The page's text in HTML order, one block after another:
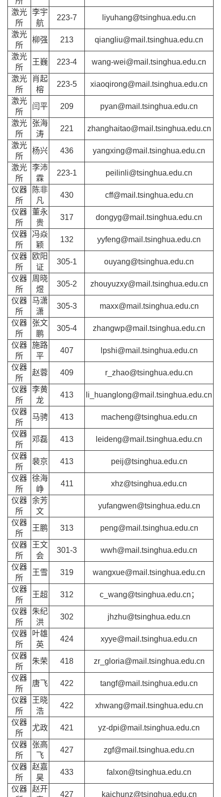
激光
所
李宇
航
223-7
liyuhang@tsinghua.edu.cn
激光
所
柳强 213
qiangliu@mail.tsinghua.edu.cn
激光
所
王巍 223-4
wang-wei@mail.tsinghua.edu.cn
激光
所
肖起
榕
223-5
xiaoqirong@mail.tsinghua.edu.cn
激光
所
闫平 209
pyan@mail.tsinghua.edu.cn
激光
所
张海
涛
221
zhanghaitao@mail.tsinghua.edu.cn
激光
所
杨兴 436
yangxing@mail.tsinghua.edu.cn
激光
所
李沛
霖
223-1
peilinli@tsinghua.edu.cn
仪器
所
陈非
凡
430
cff@mail.tsinghua.edu.cn
仪器
所
董永
贵
317
dongyg@mail.tsinghua.edu.cn
仪器
所
冯焱
颖
132
yyfeng@mail.tsinghua.edu.cn
仪器
所
欧阳
证
305-1
ouyang@tsinghua.edu.cn
仪器
所
周晓
煜
305-2
zhouyuzxy@mail.tsinghua.edu.cn
仪器
所
马潇
潇
305-3
maxx@mail.tsinghua.edu.cn
仪器
所
张文
鹏
305-4
zhangwp@mail.tsinghua.edu.cn
仪器
所
施路
平
407
lpshi@mail.tsinghua.edu.cn
仪器
所
赵蓉 409
r_zhao@tsinghua.edu.cn
仪器
所
李黄
龙
413
li_huanglong@mail.tsinghua.edu.cn
仪器
所
马骋 413
macheng@tsinghua.edu.cn
仪器
所
邓磊 413
leideng@mail.tsinghua.edu.cn
仪器
所
裴京 413
peij@tsinghua.edu.cn
仪器
所
徐海
峥
411
xhz@tsinghua.edu.cn
仪器
所
余芳
文
yufangwen@tsinghua.edu.cn
仪器
所
王鹏 313
peng@mail.tsinghua.edu.cn
仪器
所
王文
会
301-3
wwh@mail.tsinghua.edu.cn
仪器
所
王雪 319
wangxue@mail.tsinghua.edu.cn
仪器
所
王超 312
c_wang@tsinghua.edu.cn；
仪器
所
朱纪
洪
302
jhzhu@tsinghua.edu.cn
仪器
所
叶雄
英
424
xyye@mail.tsinghua.edu.cn
仪器
所
朱荣 418
zr_gloria@mail.tsinghua.edu.cn
仪器
所
唐飞 422
tangf@mail.tsinghua.edu.cn
仪器
所
王晓
浩
422
xhwang@mail.tsinghua.edu.cn
仪器
所
尤政 421
yz-dpi@mail.tsinghua.edu.cn
仪器
所
张高
飞
427
zgf@mail.tsinghua.edu.cn
仪器
所
赵嘉
昊
433
falxon@tsinghua.edu.cn
仪器 赵开
427 kaichunz@tsinghua.edu.cn